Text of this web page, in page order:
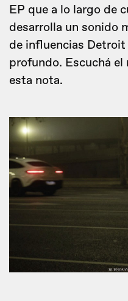
EP que a lo largo de
desarrolla un sonido
de influencias Detroit
profundo. Escuchá el
esta nota.